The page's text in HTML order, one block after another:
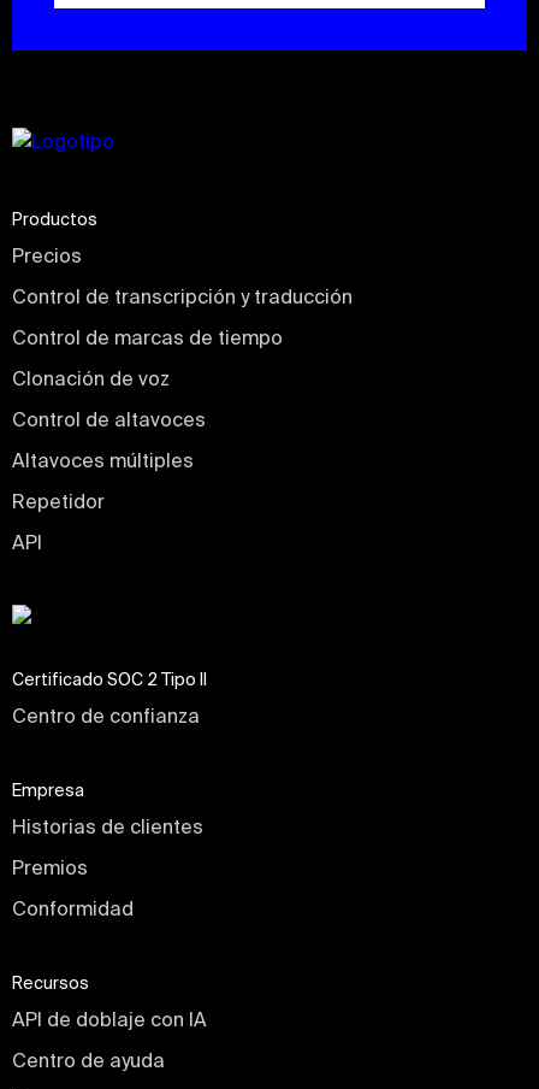
Productos
Precios
Control de transcripción y traducción
Control de marcas de tiempo
Clonación de voz
Control de altavoces
Altavoces múltiples
Repetidor
API
Certificado SOC 2 Tipo II
Centro de confianza
Empresa
Historias de clientes
Premios
Conformidad
Recursos
API de doblaje con IA
Centro de ayuda